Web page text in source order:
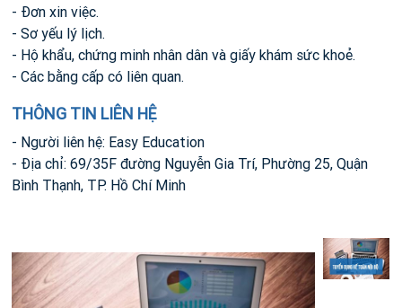
- Đơn xin việc.
- Sơ yếu lý lịch.
- Hộ khẩu, chứng minh nhân dân và giấy khám sức khoẻ.
- Các bằng cấp có liên quan.
THÔNG TIN LIÊN HỆ
- Người liên hệ: Easy Education
- Địa chỉ: 69/35F đường Nguyễn Gia Trí, Phường 25, Quận
Bình Thạnh, TP. Hồ Chí Minh